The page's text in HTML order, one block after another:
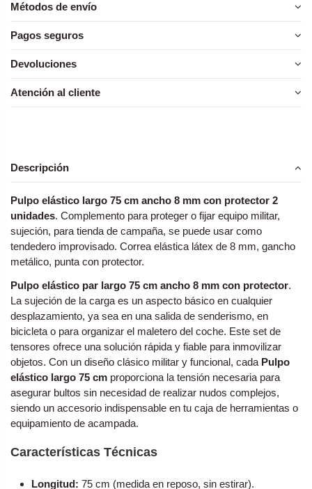
Métodos de envío
Pagos seguros
Devoluciones
Atención al cliente
Descripción
Pulpo elástico largo 75 cm ancho 8 mm con protector 2
unidades. Complemento para proteger o fijar equipo militar,
sujeción, para tienda de campaña, se puede usar como
tendedero improvisado. Correa elástica látex de 8 mm, gancho
metálico, punta con protector.
Pulpo elástico par largo 75 cm ancho 8 mm con protector.
La sujeción de la carga es un aspecto básico en cualquier
desplazamiento, ya sea en una salida de senderismo, en
bicicleta o para organizar el maletero del coche. Este set de
tensores ofrece una solución rápida y fiable para inmovilizar
objetos. Con un diseño clásico militar y funcional, cada Pulpo
elástico largo 75 cm proporciona la tensión necesaria para
asegurar bultos sin necesidad de realizar nudos complejos,
siendo un accesorio indispensable en tu caja de herramientas o
equipamiento de acampada.
Características Técnicas
Longitud: 75 cm (medida en reposo, sin estirar).